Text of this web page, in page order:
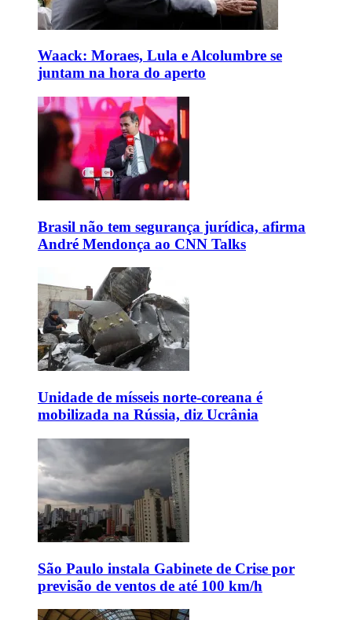
Waack: Moraes, Lula e Alcolumbre se
juntam na hora do aperto
Brasil não tem segurança jurídica, afirma
André Mendonça ao CNN Talks
Unidade de mísseis norte-coreana é
mobilizada na Rússia, diz Ucrânia
São Paulo instala Gabinete de Crise por
previsão de ventos de até 100 km/h